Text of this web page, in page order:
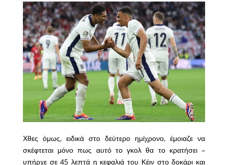
Χθες όμως, ειδικά στο δεύτερο ημίχρονο, έμοιαζε να
σκέφτεται μόνο πως αυτό το γκολ θα το κρατήσει –
υπήρχε σε 45 λεπτά η κεφαλιά του Κέιν στο δοκάρι και